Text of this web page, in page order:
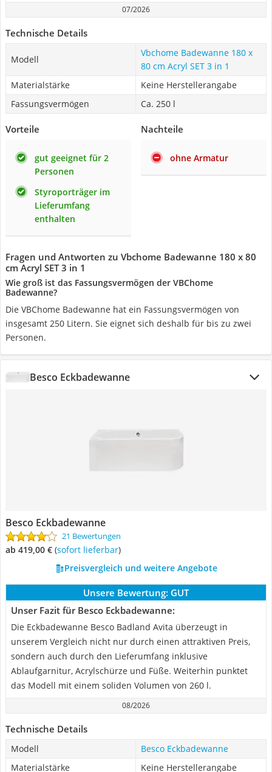
07/2026
Technische Details
Modell
Vbchome Badewanne 180 x
80 cm Acryl SET 3 in 1
Materialstärke
Keine Herstellerangabe
Fassungsvermögen
Ca. 250 l
Vorteile
gut geeignet für 2
Personen
Styroporträger im
Lieferumfang
enthalten
Nachteile
ohne Armatur
Fragen und Antworten zu Vbchome Badewanne 180 x 80
cm Acryl SET 3 in 1
Wie groß ist das Fassungsvermögen der VBChome
Badewanne?
Die VBChome Badewanne hat ein Fassungsvermögen von
insgesamt 250 Litern. Sie eignet sich deshalb für bis zu zwei
Personen.
Besco Eckbadewanne
Besco Eckbadewanne
21 Bewertungen
ab 419,00 € ( Sofort lieferbar)
Preisvergleich und weitere Angebote
Unsere Bewertung: GUT
Unser Fazit für Besco Eckbadewanne:
Die Eckbadewanne Besco Badland Avita überzeugt in
unserem Vergleich nicht nur durch einen attraktiven Preis,
sondern auch durch den Lieferumfang inklusive
Ablaufgarnitur, Acrylschürze und Füße. Weiterhin punktet
das Modell mit einem soliden Volumen von 260 l.
08/2026
Technische Details
Modell
Besco Eckbadewanne
Materialstärke
Keine Herstellerangabe